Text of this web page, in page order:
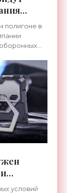
полигоне в
условий